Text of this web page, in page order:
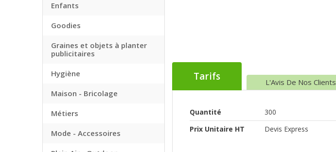
Enfants
Goodies
Graines et objets à planter
publicitaires
Hygiène
Maison - Bricolage
Métiers
Mode - Accessoires
Tarifs L'Avis De Nos Clients
Quantité 300
Prix Unitaire HT
Devis Express